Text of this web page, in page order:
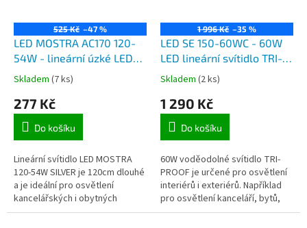
525 Kč –47 %
LED MOSTRA AC170 120-
54W - lineární úzké LED
svítidlo dlouhé 120cm pro
povrchovou montáž, 230V,
54W, mléčný kryt
Skladem (7 ks)
277 Kč
Do košíku
Lineární svítidlo LED MOSTRA
120-54W SILVER je 120cm dlouhé
a je ideální pro osvětlení
kancelářských i obytných
místností a jako ideální náhrada
1 996 Kč –35 %
LED SE 150-60WC - 60W
LED lineární svítidlo TRI-
PROOF, délka 150cm, IP66
s mléčným krytem, svit
bílá neutrální
Skladem (2 ks)
1 290 Kč
Do košíku
60W voděodolné svítidlo TRI-
PROOF je určené pro osvětlení
interiérů i exteriérů. Například
pro osvětlení kanceláří, bytů,
garáží, obchodních prostorů,